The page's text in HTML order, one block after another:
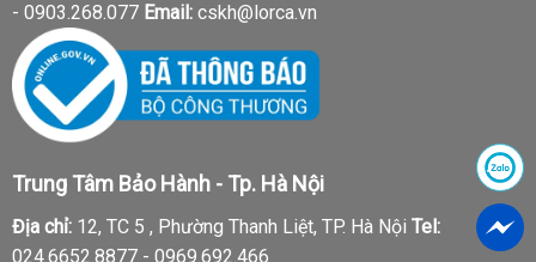
- 0903.268.077 Email:cskh@lorca.vn
Trung Tâm Bảo Hành - Tp. Hà Nội
Địa chỉ:12, TC 5 , Phường Thanh Liệt, TP. Hà Nội Tel:
024.6652.8877 - 0969.692.466